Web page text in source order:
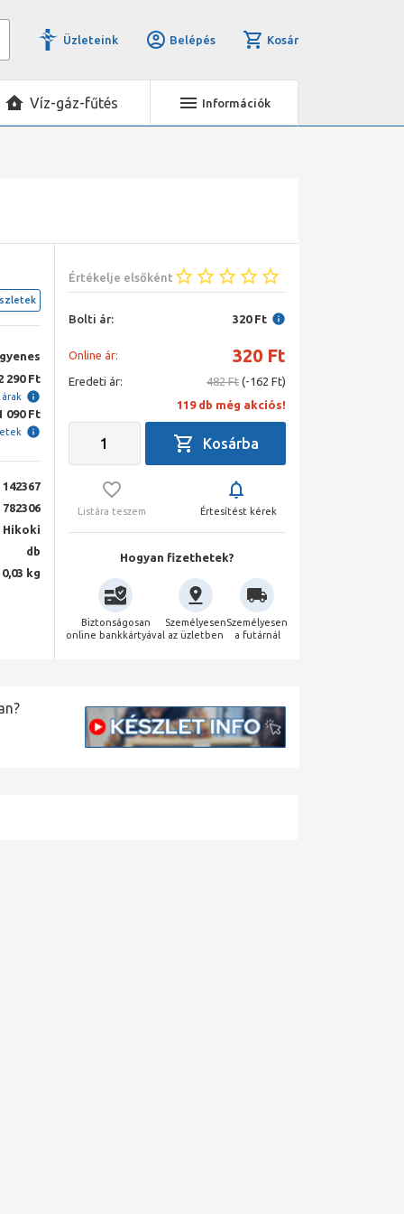
Üzleteink Belépés Kosár
Víz-gáz-fűtés Információk
290 Ft
090 Ft
142367
782306
Hikoki
db
0,03 kg
Értékelje elsőként
Bolti ár: 320 Ft
Online ár: 320 Ft
Eredeti ár: 482 Ft (-162 Ft)
119 db még akciós!
Listára teszem Értesítést kérek
Hogyan fizethetek?
Biztonságosan
online bankkártyával
Személyesen
az üzletben
Személyesen
a futárnál